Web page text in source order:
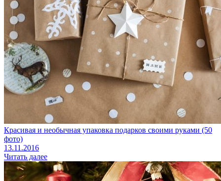
Красивая и необычная упаковка подарков своими руками (50
фото)
13.11.2016
Читать далее